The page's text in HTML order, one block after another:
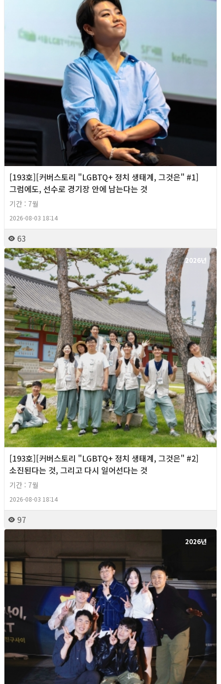
[193호][커버스토리 "LGBTQ+ 정치 생태계, 그것은" #1]
그럼에도, 선수로 경기장 안에 남는다는 것
기간 : 7월
2026-08-03 18:14
63
2026년
[193호][커버스토리 "LGBTQ+ 정치 생태계, 그것은" #2]
소진된다는 것, 그리고 다시 일어선다는 것
기간 : 7월
2026-08-03 18:14
97
2026년